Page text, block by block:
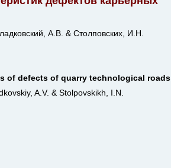
А.В. & Столповских, И.Н.
of defects of quarry technological roads
A.V. & Stolpovskikh, I.N.